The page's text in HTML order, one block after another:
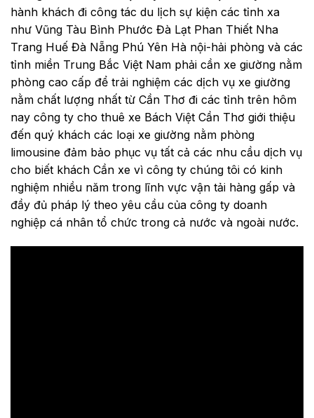
hành khách đi công tác du lịch sự kiện các tỉnh xa
như Vũng Tàu Bình Phước Đà Lạt Phan Thiết Nha
Trang Huế Đà Nẵng Phú Yên Hà nội-hải phòng và các
tỉnh miền Trung Bắc Việt Nam phải cần xe giường nằm
phòng cao cấp để trải nghiệm các dịch vụ xe giường
nằm chất lượng nhất từ Cần Thơ đi các tỉnh trên hôm
nay công ty cho thuê xe Bách Việt Cần Thơ giới thiệu
đến quý khách các loại xe giường nằm phòng
limousine đảm bảo phục vụ tất cả các nhu cầu dịch vụ
cho biết khách Cần xe vì công ty chúng tôi có kinh
nghiệm nhiều năm trong lĩnh vực vận tải hàng gấp và
đầy đủ pháp lý theo yêu cầu của công ty doanh
nghiệp cá nhân tổ chức trong cả nước và ngoài nước.